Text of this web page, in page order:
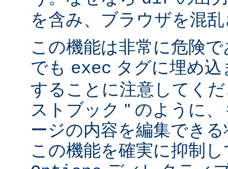
を含み、ブラウザを混
この機能は非常に危険
でも exec タグに埋め
することに注意してく
ストブック '' のように
ージの内容を編集でき
この機能を確実に抑制